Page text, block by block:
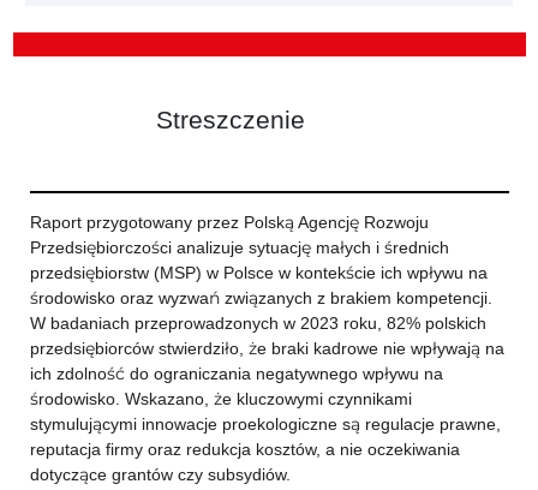
Streszczenie
Raport przygotowany przez Polską Agencję Rozwoju
Przedsiębiorczości analizuje sytuację małych i średnich
przedsiębiorstw (MSP) w Polsce w kontekście ich wpływu na
środowisko oraz wyzwań związanych z brakiem kompetencji.
W badaniach przeprowadzonych w 2023 roku, 82% polskich
przedsiębiorców stwierdziło, że braki kadrowe nie wpływają na
ich zdolność do ograniczania negatywnego wpływu na
środowisko. Wskazano, że kluczowymi czynnikami
stymulującymi innowacje proekologiczne są regulacje prawne,
reputacja firmy oraz redukcja kosztów, a nie oczekiwania
dotyczące grantów czy subsydiów.